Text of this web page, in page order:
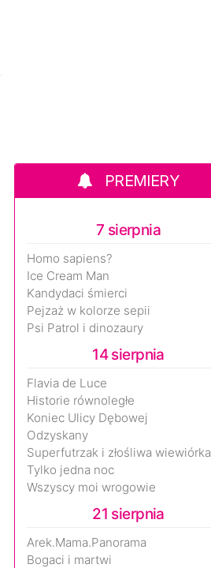
PREMIERY
7 sierpnia
Homo sapiens?
Ice Cream Man
Kandydaci śmierci
Pejzaż w kolorze sepii
Psi Patrol i dinozaury
14 sierpnia
Flavia de Luce
Historie równoległe
Koniec Ulicy Dębowej
Odzyskany
Superfutrzak i złośliwa wiewiórka
Tylko jedna noc
Wszyscy moi wrogowie
21 sierpnia
Arek.Mama.Panorama
Bogaci i martwi